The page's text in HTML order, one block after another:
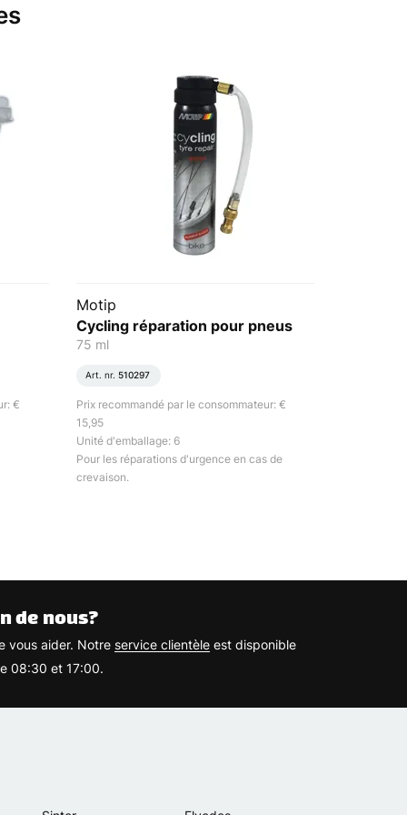
€
Motip
Cycling réparation pour pneus
75 ml
Art. nr. 510297
Prix recommandé par le consommateur: €
15,95
Unité d'emballage: 6
Pour les réparations d'urgence en cas de
crevaison.
de nous?
vous aider. Notre service clientèle est disponible
08:30 et 17:00.